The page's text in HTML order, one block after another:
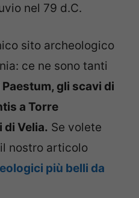
nel 79 d.C.
sito archeologico
ce ne sono tanti
gli scavi di
a Torre
di Velia. Se volete
nostro articolo
più belli da